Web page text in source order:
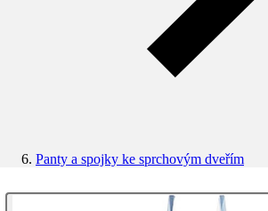
Panty a spojky ke sprchovým dveřím